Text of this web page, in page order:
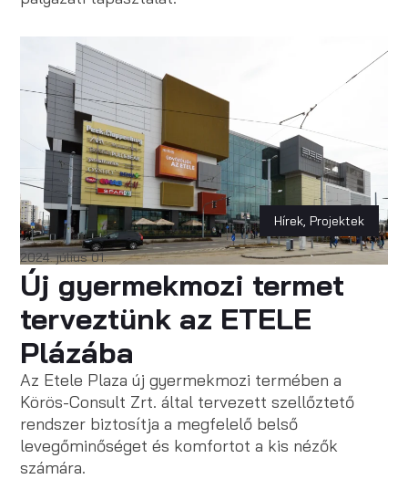
Hírek, Projektek
2024. július 01.
Új gyermekmozi termet
terveztünk az ETELE
Plázába
Az Etele Plaza új gyermekmozi termében a
Körös-Consult Zrt. által tervezett szellőztető
rendszer biztosítja a megfelelő belső
levegőminőséget és komfortot a kis nézők
számára.